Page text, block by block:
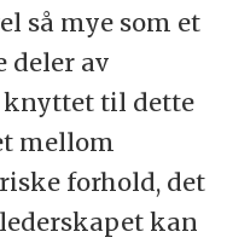
så mye som et
deler av
til dette
mellom
forhold, det
kan